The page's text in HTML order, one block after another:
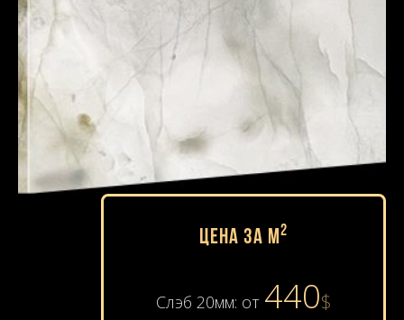
Цена за м2
Слэб 20мм: от 440$